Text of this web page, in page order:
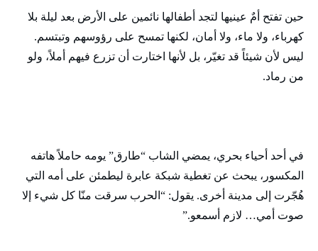
حين تفتح أمٌ عينيها لتجد أطفالها نائمين على الأرض بعد ليلة بلا
كهرباء، ولا ماء، ولا أمان، لكنها تمسح على رؤوسهم وتبتسم.
ليس لأن شيئاً قد تغيّر، بل لأنها اختارت أن تزرع فيهم أملاً، ولو
من رماد.
في أحد أحياء بحري، يمضي الشاب “طارق” يومه حاملاً هاتفه
المكسور، يبحث عن تغطية شبكة عابرة ليطمئن على أمه التي
هُجّرت إلى مدينة أخرى. يقول: “الحرب سرقت منّا كل شيء إلا
صوت أمي… لازم أسمعو.”